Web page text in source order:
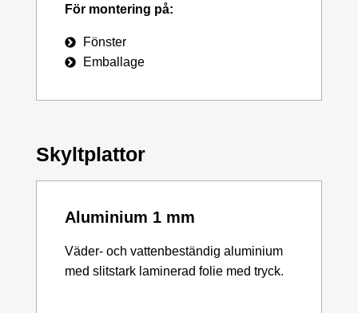
För montering på:
Fönster
Emballage
Skyltplattor
Aluminium 1 mm
Väder- och vattenbeständig aluminium
med slitstark laminerad folie med tryck.